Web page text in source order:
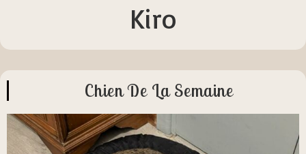
Kiro
Chien De La Semaine